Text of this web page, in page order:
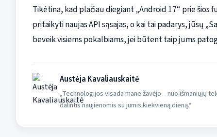
Tikėtina, kad plačiau diegiant „Android 17“ prie
pritaikyti naujas API sąsajas, o kai tai padarys, jūsų
beveik visiems pokalbiams, jei būtent taip jums
Austėja Kavaliauskaitė
„Technologijos visada mane žavėjo – nuo išmaniųjų
dalintis naujienomis su jumis kiekvieną dieną.“